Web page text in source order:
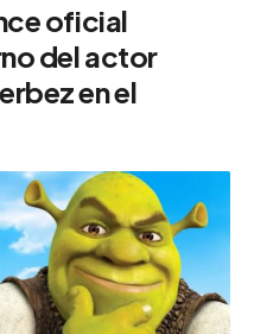
oficial
del actor
en el